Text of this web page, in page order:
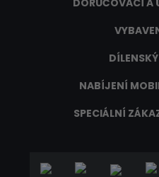
NABÍJENÍ
SPECIÁLNÍ